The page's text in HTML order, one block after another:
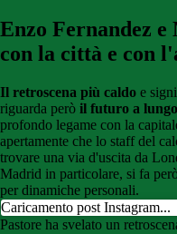
Enzo Fernandez
con la città e con
Il retroscena più caldo e
riguarda però il futuro a
profondo legame con la
apertamente che lo staff del
trovare una via d'uscita da
Madrid in particolare, si fa
per dinamiche personali.
Caricamento post Instagram...
Pastore ha svelato un